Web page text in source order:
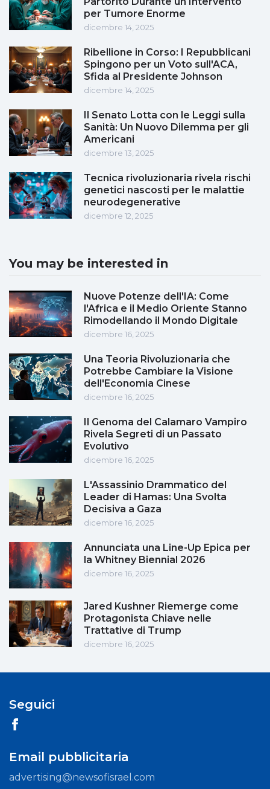
per Tumore Enorme
dicembre 14, 2025
Ribellione in Corso: I Repubblicani
Spingono per un Voto sull'ACA,
Sfida al Presidente Johnson
dicembre 14, 2025
Il Senato Lotta con le Leggi sulla
Sanità: Un Nuovo Dilemma per gli
Americani
dicembre 13, 2025
Tecnica rivoluzionaria rivela rischi
genetici nascosti per le malattie
neurodegenerative
dicembre 12, 2025
You may be interested in
Nuove Potenze dell'IA: Come
l'Africa e il Medio Oriente Stanno
Rimodellando il Mondo Digitale
dicembre 16, 2025
Una Teoria Rivoluzionaria che
Potrebbe Cambiare la Visione
dell'Economia Cinese
dicembre 16, 2025
Il Genoma del Calamaro Vampiro
Rivela Segreti di un Passato
Evolutivo
dicembre 16, 2025
L'Assassinio Drammatico del
Leader di Hamas: Una Svolta
Decisiva a Gaza
dicembre 16, 2025
Annunciata una Line-Up Epica per
la Whitney Biennial 2026
dicembre 16, 2025
Jared Kushner Riemerge come
Protagonista Chiave nelle
Trattative di Trump
dicembre 16, 2025
Seguici
Email pubblicitaria
advertising@newsofisrael.com